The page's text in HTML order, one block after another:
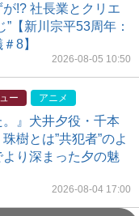
!? 社長業とクリエ
【新川宗平53周年：
8】
2026-08-05 10:50
ー アニメ
』犬井夕役・千本
樹とは”共犯者”のよ
り深まった夕の魅
2026-08-04 17:00